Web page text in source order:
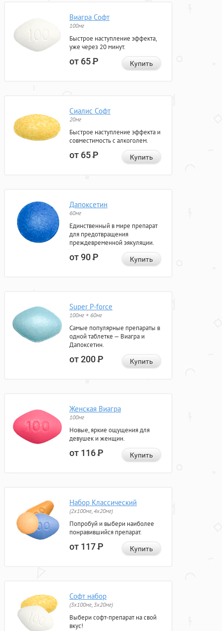
Виагра Софт
100мг
Быстрое наступление эффекта,
уже через 20 минут.
от 65Р Купить
Сиалис Софт
20мг
Быстрое наступление эффекта и
совместимость с алкоголем.
от 65Р Купить
Дапоксетин
60мг
Единственный в мире препарат
для предотвращения
преждевременной эякуляции.
от 90Р Купить
Super P-force
100мг + 60мг
Самые популярные препараты в
одной таблетке — Виагра и
Дапоксетин.
от 200Р Купить
Женская Виагра
100мг
Новые, яркие ощущения для
девушек и женщин.
от 116Р Купить
Набор Классический
(2x100мг, 4x20мг)
Попробуй и выбери наиболее
понравившийся препарат.
от 117Р Купить
Софт набор
(3x100мг, 3x20мг)
Выбери софт-препарат на свой
вкус!